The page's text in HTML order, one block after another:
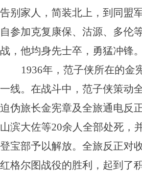
告别家人，简装北上，到同盟
自参加克复康保、沽源、多伦
战，他均身先士卒，勇猛冲锋。
1936年，范子侠所在的金
一线。在战斗中，范子侠策动
迫伪旅长金宪章及全旅通电反
山滨大佐等20余人全部处死，
登宝部予以解放。全旅反正对
红格尔图战役的胜利，起到了